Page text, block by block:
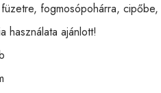
fogmosópohárra,
használata ajánlott!